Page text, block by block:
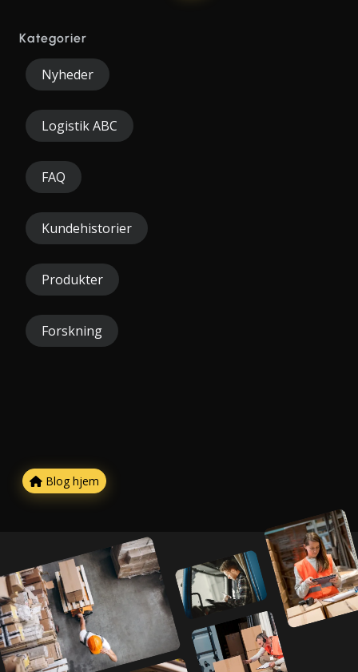
Kategorier
Nyheder
Logistik ABC
FAQ
Kundehistorier
Produkter
Forskning
Blog hjem